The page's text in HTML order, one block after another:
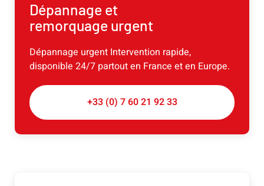
Dépannage et
remorquage urgent
Dépannage urgent Intervention rapide,
disponible 24/7 partout en France et en Europe.
+33 (0) 7 60 21 92 33